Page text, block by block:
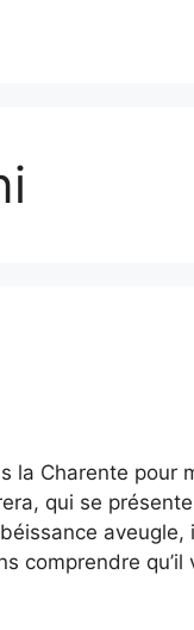
la Charente pour
qui se
comprendre